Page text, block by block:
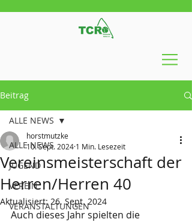
Beitrag
ALLE NEWS
JUGEND
VEREIN
VERANSTALTUNGEN
ALLE NEWS
Vereinsmeisterschaft der
Herren/Herren 40
horstmutzke
10. Sept. 2024 1 Min. Lesezeit
Aktualisiert:26. Sept. 2024
Auch dieses Jahr spielten die